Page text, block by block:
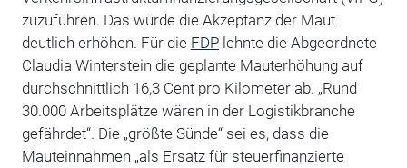
zuzuführen. Das würde die Akzeptanz der Maut
deutlich erhöhen. Für die FDPlehnte die Abgeordnete
Claudia Winterstein die geplante Mauterhöhung auf
durchschnittlich 16,3 Cent pro Kilometer ab. „Rund
30.000 Arbeitsplätze wären in der Logistikbranche
gefährdet“. Die „größte Sünde“ sei es, dass die
Mauteinnahmen „als Ersatz für steuerfinanzierte